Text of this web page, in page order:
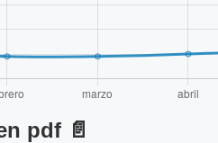
pdf 📄